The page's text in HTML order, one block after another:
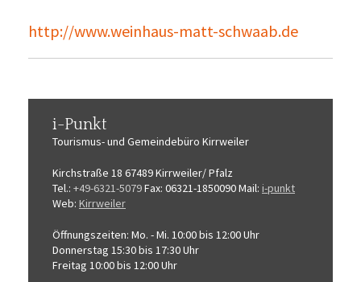
http://www.weinhaus-matt-schwaab.de
i-Punkt
Tourismus-und Gemeindebüro Kirrweiler
Kirchstraße 18 67489 Kirrweiler/ Pfalz
Tel.: +49-6321-5079Fax: 06321-1850090Mail: i-punkt
Web: Kirrweiler
Öffnungszeiten: Mo. - Mi. 10:00 bis 12:00 Uhr
Donnerstag 15:30 bis 17:30 Uhr
Freitag 10:00 bis 12:00 Uhr